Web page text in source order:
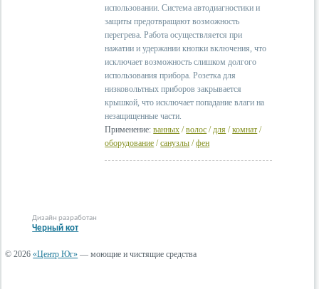
использовании. Система автодиагностики и
защиты предотвращают возможность
перегрева. Работа осуществляется при
нажатии и удержании кнопки включения, что
исключает возможность слишком долгого
использования прибора. Розетка для
низковольтных приборов закрывается
крышкой, что исключает попадание влаги на
незащищенные части.
Применение: ванных /волос / для /комнат /
оборудование /санузлы /фен
Дизайн разработан
Черный кот
© 2026«Центр Юг» — моющие и чистящие средства